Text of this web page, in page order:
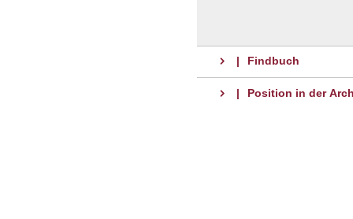
| Findbuch
| Position in der